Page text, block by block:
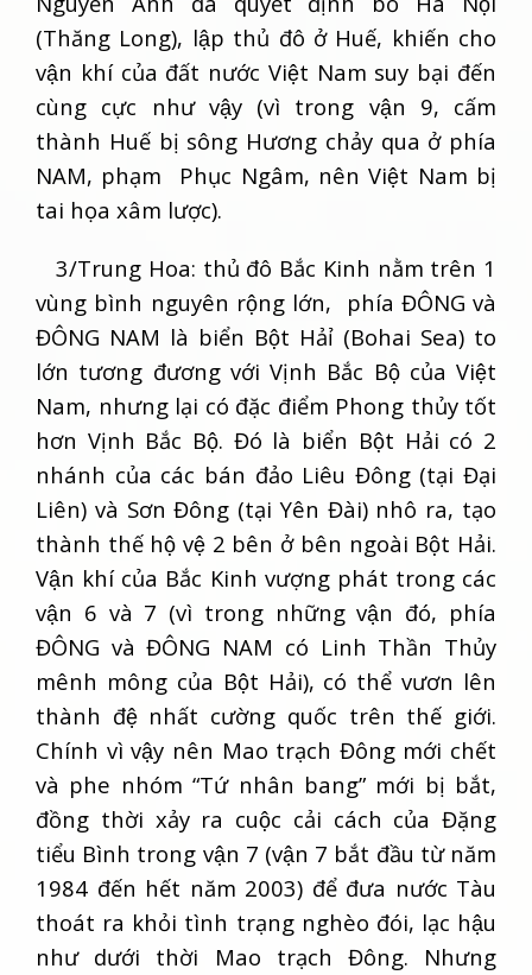
(Thăng Long), lập thủ đô ở Huế, khiến cho
vận khí của đất nước Việt Nam suy bại đến
cùng cực như vậy (vì trong vận 9, cấm
thành Huế bị sông Hương chảy qua ở phía
NAM, phạm Phục Ngâm, nên Việt Nam bị
tai họa xâm lược).
3/Trung Hoa: thủ đô Bắc Kinh nằm trên 1
vùng bình nguyên rộng lớn, phía ĐÔNG và
ĐÔNG NAM là biển Bột Hảỉ (Bohai Sea) to
lớn tương đương với Vịnh Bắc Bộ của Việt
Nam, nhưng lại có đặc điểm Phong thủy tốt
hơn Vịnh Bắc Bộ. Đó là biển Bột Hải có 2
nhánh của các bán đảo Liêu Đông (tại Đại
Liên) và Sơn Đông (tại Yên Đài) nhô ra, tạo
thành thế hộ vệ 2 bên ở bên ngoài Bột Hải.
Vận khí của Bắc Kinh vượng phát trong các
vận 6 và 7 (vì trong những vận đó, phía
ĐÔNG và ĐÔNG NAM có Linh Thần Thủy
mênh mông của Bột Hải), có thể vươn lên
thành đệ nhất cường quốc trên thế giới.
Chính vì vậy nên Mao trạch Đông mới chết
và phe nhóm “Tứ nhân bang” mới bị bắt,
đồng thời xảy ra cuộc cải cách của Đặng
tiểu Bình trong vận 7 (vận 7 bắt đầu từ năm
1984 đến hết năm 2003) để đưa nước Tàu
thoát ra khỏi tình trạng nghèo đói, lạc hậu
như dưới thời Mao trạch Đông. Nhưng